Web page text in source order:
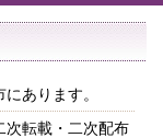
あります。
次転載・二次配布